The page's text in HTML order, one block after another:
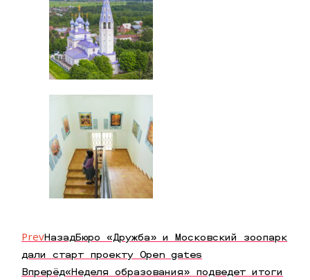
PrevНазадБюро «Дружба» и Московский зоопарк
дали старт проекту Open gates
Впрерёд«Неделя образования» подведет итоги